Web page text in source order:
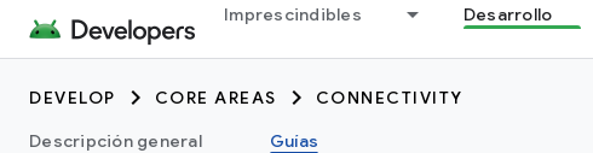
Imprescindibles Desarrollo
DEVELOP CORE AREAS
CONNECTIVITY
Descripción general
Guías